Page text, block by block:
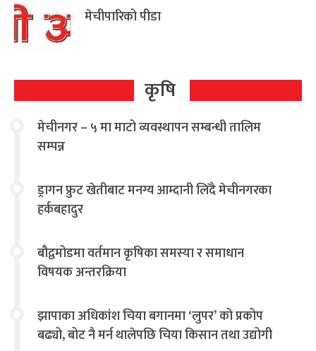
मेचीपारिको पीडा
कृषि
मेचीनगर – ५ मा माटो व्यवस्थापन सम्बन्धी तालिम
सम्पन्न
ड्रागन फ्रुट खेतीबाट मनग्य आम्दानी लिँदै मेचीनगरका
हर्कबहादुर
बौद्वमोडमा वर्तमान कृषिका समस्या र समाधान
विषयक अन्तरक्रिया
झापाका अधिकांश चिया बगानमा ‘लुपर’ को प्रकोप
बढ्यो, बोट नै मर्न थालेपछि चिया किसान तथा उद्योगी